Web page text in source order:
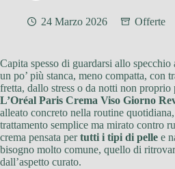
24 Marzo 2026 Offerte
Capita spesso di guardarsi allo
un po’ più stanca, meno compatta, con
fretta, dallo stress o da notti non proprio
L’Oréal Paris Crema Viso Giorno
alleato concreto nella routine
trattamento semplice ma mirato contro
crema pensata pertutti i tipi di pelle e
bisogno molto comune, quello di
dall’aspetto curato.